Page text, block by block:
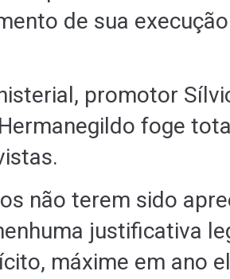
de sua
promotor
foge
não terem sido
justificativa
máxime em ano